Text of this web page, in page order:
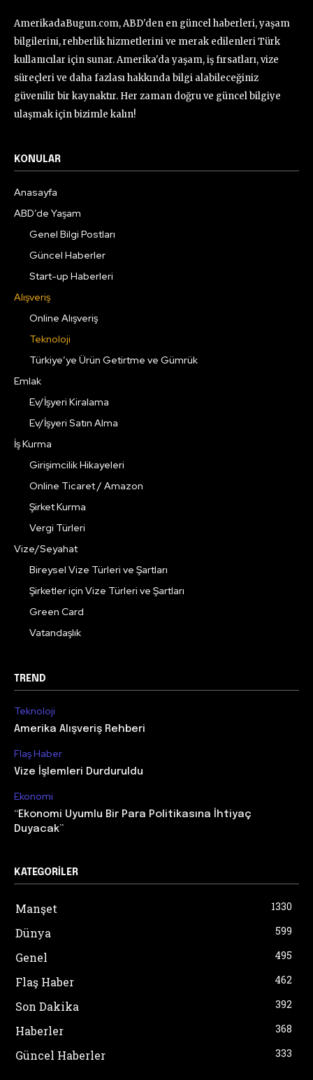
AmerikadaBugun.com, ABD'den en güncel haberleri, yaşam
bilgilerini, rehberlik hizmetlerini ve merak edilenleri Türk
kullanıcılar için sunar. Amerika'da yaşam, iş fırsatları, vize
süreçleri ve daha fazlası hakkında bilgi alabileceğiniz
güvenilir bir kaynaktır. Her zaman doğru ve güncel bilgiye
ulaşmak için bizimle kalın!
KONULAR
Anasayfa
ABD’de Yaşam
Genel Bilgi Postları
Güncel Haberler
Start-up Haberleri
Alışveriş
Online Alışveriş
Teknoloji
Türkiye’ye Ürün Getirtme ve Gümrük
Emlak
Ev/İşyeri Kiralama
Ev/İşyeri Satın Alma
İş Kurma
Girişimcilik Hikayeleri
Online Ticaret / Amazon
Şirket Kurma
Vergi Türleri
Vize/Seyahat
Bireysel Vize Türleri ve Şartları
Şirketler için Vize Türleri ve Şartları
Green Card
Vatandaşlık
TREND
Teknoloji
Amerika Alışveriş Rehberi
Flaş Haber
Vize İşlemleri Durduruldu
Ekonomi
“Ekonomi Uyumlu Bir Para Politikasına İhtiyaç
Duyacak”
KATEGORILER
Manşet 1330
Dünya 599
Genel 495
Flaş Haber 462
Son Dakika 392
Haberler 368
Güncel Haberler 333